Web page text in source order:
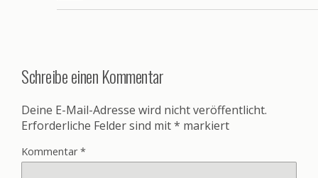
Schreibe einen Kommentar
Deine E-Mail-Adresse wird nicht veröffentlicht.
Erforderliche Felder sind mit* markiert
Kommentar*